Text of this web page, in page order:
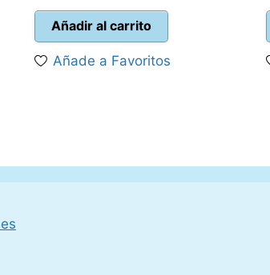
original
era:
14,95 €.
es:
13,50 €.
Añadir al carrito
Añade a Favoritos